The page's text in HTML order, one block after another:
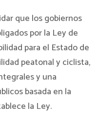
que los gobiernos
por la Ley de
para el Estado de
peatonal y ciclista,
y una
basada en la
la Ley.